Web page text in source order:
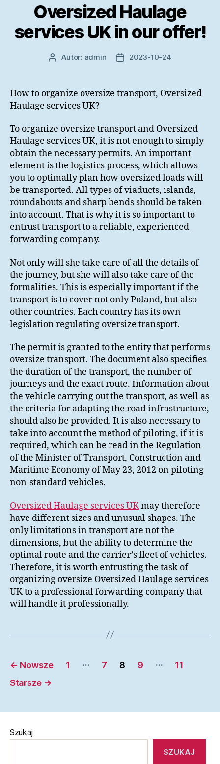
Oversized Haulage
services UK in our offer!
AutorAutor: admin
Data2023-10-24
How to organize oversize transport, Oversized
Haulage services UK?
To organize oversize transport and Oversized
Haulage services UK, it is not enough to simply
obtain the necessary permits. An important
element is the logistics process, which allows
you to optimally plan how oversized loads will
be transported. All types of viaducts, islands,
roundabouts and sharp bends should be taken
into account. That is why it is so important to
entrust transport to a reliable, experienced
forwarding company.
Not only will she take care of all the details of
the journey, but she will also take care of the
formalities. This is especially important if the
transport is to cover not only Poland, but also
other countries. Each country has its own
legislation regulating oversize transport.
The permit is granted to the entity that performs
oversize transport. The document also specifies
the duration of the transport, the number of
journeys and the exact route. Information about
the vehicle carrying out the transport, as well as
the criteria for adapting the road infrastructure,
should also be provided. It is also necessary to
take into account the method of piloting, if it is
required, which can be read in the Regulation
of the Minister of Transport, Construction and
Maritime Economy of May 23, 2012 on piloting
non-standard vehicles.
Oversized Haulage services UKmay therefore
have different sizes and unusual shapes. The
only limitations in transport are not the
dimensions, but the ability to determine the
optimal route and the carrier’s fleet of vehicles.
Therefore, it is worth entrusting the task of
organizing oversize Oversized Haulage services
UK to a professional forwarding company that
will handle it professionally.
Stronicowanie
wpisów
← Nowsze 1 … 7 8 9 …
11
Starsze →
Szukaj
SZUKAJ